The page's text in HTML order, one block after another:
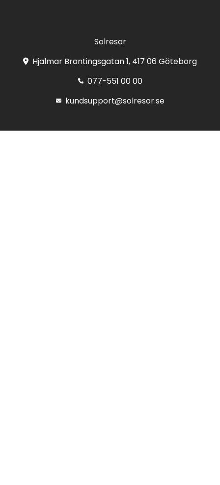
Solresor
Hjalmar Brantingsgatan 1, 417 06 Göteborg
077-551 00 00
kundsupport@solresor.se